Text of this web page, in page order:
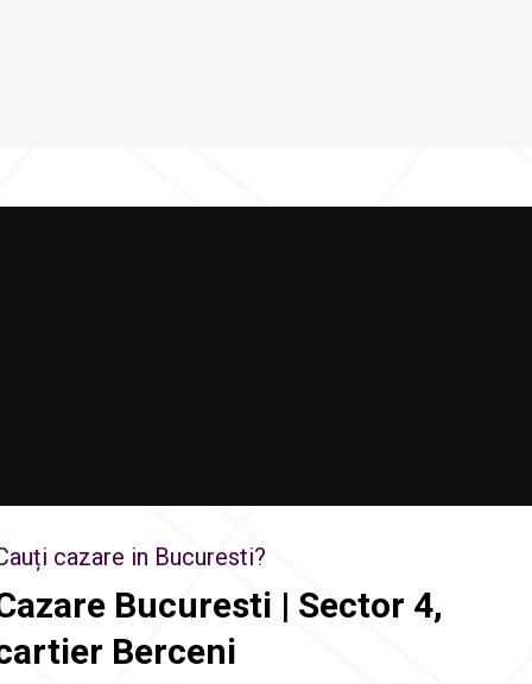
cazare in Bucuresti?
Bucuresti | Sector 4,
Berceni